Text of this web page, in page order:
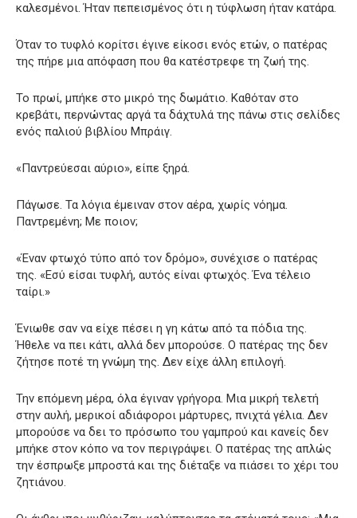
καλεσμένοι. Ήταν πεπεισμένος ότι η τύφλωση ήταν κατάρα.
Όταν το τυφλό κορίτσι έγινε είκοσι ενός ετών, ο πατέρας
της πήρε μια απόφαση που θα κατέστρεφε τη ζωή της.
Το πρωί, μπήκε στο μικρό της δωμάτιο. Καθόταν στο
κρεβάτι, περνώντας αργά τα δάχτυλά της πάνω στις σελίδες
ενός παλιού βιβλίου Μπράιγ.
«Παντρεύεσαι αύριο», είπε ξηρά.
Πάγωσε. Τα λόγια έμειναν στον αέρα, χωρίς νόημα.
Παντρεμένη; Με ποιον;
«Έναν φτωχό τύπο από τον δρόμο», συνέχισε ο πατέρας
της. «Εσύ είσαι τυφλή, αυτός είναι φτωχός. Ένα τέλειο
ταίρι.»
Ένιωθε σαν να είχε πέσει η γη κάτω από τα πόδια της.
Ήθελε να πει κάτι, αλλά δεν μπορούσε. Ο πατέρας της δεν
ζήτησε ποτέ τη γνώμη της. Δεν είχε άλλη επιλογή.
Την επόμενη μέρα, όλα έγιναν γρήγορα. Μια μικρή τελετή
στην αυλή, μερικοί αδιάφοροι μάρτυρες, πνιχτά γέλια. Δεν
μπορούσε να δει το πρόσωπο του γαμπρού και κανείς δεν
μπήκε στον κόπο να τον περιγράψει. Ο πατέρας της απλώς
την έσπρωξε μπροστά και της διέταξε να πιάσει το χέρι του
ζητιάνου.